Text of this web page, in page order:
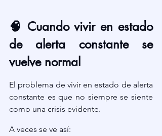
🧠 Cuando vivir en estado
de alerta constante se
vuelve normal
El problema de vivir en estado de alerta
constante es que no siempre se siente
como una crisis evidente.
A veces se ve así: